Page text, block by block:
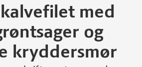
med
og
kryddersmør